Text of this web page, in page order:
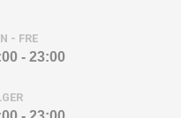
- FRE
- 23:00